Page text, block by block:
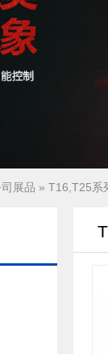
展品 » T16,T25系